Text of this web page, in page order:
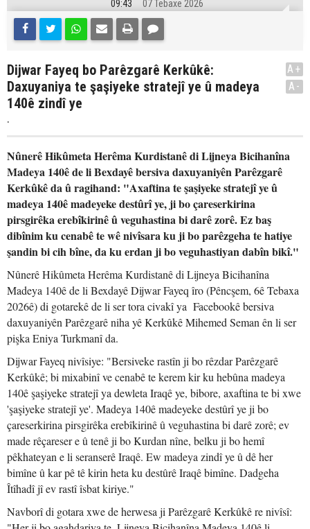
09:43 07 Tebaxe 2026
Dijwar Fayeq bo Parêzgarê Kerkûkê:
Daxuyaniya te şaşiyeke stratejî ye û madeya
140ê zindî ye
.
A+
A-
Nûnerê Hikûmeta Herêma Kurdistanê di Lijneya Bicihanîna
Madeya 140ê de li Bexdayê bersiva daxuyaniyên Parêzgarê
Kerkûkê da û ragihand: "Axaftina te şaşiyeke stratejî ye û
madeya 140ê madeyeke destûrî ye, ji bo çareserkirina
pirsgirêka erebîkirinê û veguhastina bi darê zorê. Ez baş
dibînim ku cenabê te wê nivîsara ku ji bo parêzgeha te hatiye
şandin bi cih bîne, da ku erdan ji bo veguhastiyan dabîn bikî."
Nûnerê Hikûmeta Herêma Kurdistanê di Lijneya Bicihanîna
Madeya 140ê de li Bexdayê Dijwar Fayeq îro (Pêncşem, 6ê Tebaxa
2026ê) di gotarekê de li ser tora civakî ya Facebookê bersiva
daxuyaniyên Parêzgarê niha yê Kerkûkê Mihemed Seman ên li ser
pişka Eniya Turkmanî da.
Dijwar Fayeq nivîsiye: "Bersiveke rastîn ji bo rêzdar Parêzgarê
Kerkûkê; bi mixabinî ve cenabê te kerem kir ku hebûna madeya
140ê şaşiyeke stratejî ya dewleta Iraqê ye, bibore, axaftina te bi xwe
'şaşiyeke stratejî ye'. Madeya 140ê madeyeke destûrî ye ji bo
çareserkirina pirsgirêka erebîkirinê û veguhastina bi darê zorê; ev
made rêçareser e û tenê ji bo Kurdan nîne, belku ji bo hemî
pêkhateyan e li seranserê Iraqê. Ew madeya zindî ye û dê her
bimîne û kar pê tê kirin heta ku destûrê Iraqê bimîne. Dadgeha
Îtîhadî jî ev rastî îsbat kiriye."
Navborî di gotara xwe de herwesa ji Parêzgarê Kerkûkê re nivîsî: